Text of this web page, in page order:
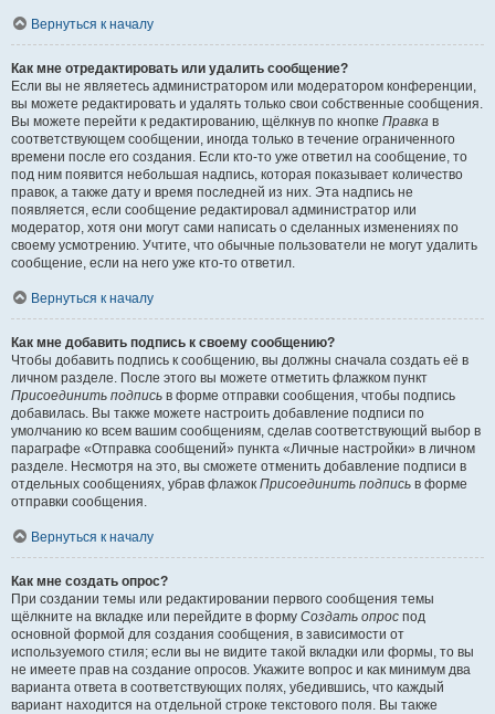
Вернуться к началу
Как мне отредактировать или удалить сообщение?
Если вы не являетесь администратором или модератором конференции,
вы можете редактировать и удалять только свои собственные сообщения.
Вы можете перейти к редактированию, щёлкнув по кнопке Правка в
соответствующем сообщении, иногда только в течение ограниченного
времени после его создания. Если кто-то уже ответил на сообщение, то
под ним появится небольшая надпись, которая показывает количество
правок, а также дату и время последней из них. Эта надпись не
появляется, если сообщение редактировал администратор или
модератор, хотя они могут сами написать о сделанных изменениях по
своему усмотрению. Учтите, что обычные пользователи не могут удалить
сообщение, если на него уже кто-то ответил.
Вернуться к началу
Как мне добавить подпись к своему сообщению?
Чтобы добавить подпись к сообщению, вы должны сначала создать её в
личном разделе. После этого вы можете отметить флажком пункт
Присоединить подпись в форме отправки сообщения, чтобы подпись
добавилась. Вы также можете настроить добавление подписи по
умолчанию ко всем вашим сообщениям, сделав соответствующий выбор в
параграфе «Отправка сообщений» пункта «Личные настройки» в личном
разделе. Несмотря на это, вы сможете отменить добавление подписи в
отдельных сообщениях, убрав флажок Присоединить подпись в форме
отправки сообщения.
Вернуться к началу
Как мне создать опрос?
При создании темы или редактировании первого сообщения темы
щёлкните на вкладке или перейдите в форму Создать опрос под
основной формой для создания сообщения, в зависимости от
используемого стиля; если вы не видите такой вкладки или формы, то вы
не имеете прав на создание опросов. Укажите вопрос и как минимум два
варианта ответа в соответствующих полях, убедившись, что каждый
вариант находится на отдельной строке текстового поля. Вы также